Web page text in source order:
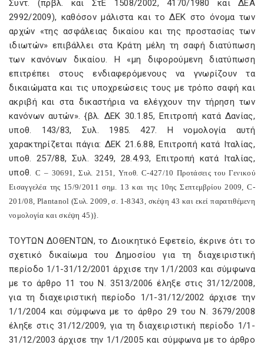
Συντ. (πρβλ. και ΣτΕ 1508/2002, 4170/1980 και ΔΕΑ
2992/2009), καθόσον μάλιστα και το ΔΕΚ στο όνομα των
αρχών «της ασφάλειας δικαίου και της προστασίας των
ιδιωτών» επιβάλλει στα Κράτη μέλη τη σαφή διατύπωση
των κανόνων δικαίου. Η «μη διφορούμενη διατύπωση
επιτρέπει στους ενδιαφερόμενους να γνωρίζουν τα
δικαιώματα και τις υποχρεώσεις τους με τρόπο σαφή και
ακριβή και στα δικαστήρια να ελέγχουν την τήρηση των
κανόνων αυτών». {βλ. ΔΕΚ 30.1.85, Επιτροπή κατά Δανίας,
υποθ. 143/83, Συλ. 1985. 427. Η νομολογία αυτή
χαρακτηρίζεται πάγια: ΔΕΚ 21.6.88, Επιτροπή κατά Ιταλίας,
υποθ. 257/88, Συλ. 3249, 28.4.93, Επιτροπή κατά Ιταλίας,
υποθ.C – 30691, Συλ. 2151, Υποθ.C-427/10 Προτάσεις του Γενικού
Εισαγγελέα της 15/9/2011 σημ. 13 και της 10ης Σεπτεμβρίου 2009,C-
201/08, Plantanol (Συλ. 2009, σ. 1-8343, σκέψη 43 και εκεί παρατιθέμενη
νομολογία και σκέψη 45)}.
ΤΟΥΤΩΝ ΔΟΘΕΝΤΩΝ, το Διοικητικό Εφετείο, έκρινε ότι το
σχετικό δικαίωμα του Δημοσίου για τη διαχειριστική
περίοδο 1/1-31/12/2001 άρχισε την 1/1/2003 και σύμφωνα
με το άρθρο 11 του Ν. 3513/2006 έληξε στις 31/12/2008,
για τη διαχειριστική περίοδο 1/1-31/12/2002 άρχισε την
1/1/2004 και σύμφωνα με το άρθρο 29 του Ν. 3679/2008
έληξε στις 31/12/2009, για τη διαχειριστική περίοδο 1/1-
31/12/2003 άρχισε την 1/1/2005 και σύμφωνα με το άρθρο